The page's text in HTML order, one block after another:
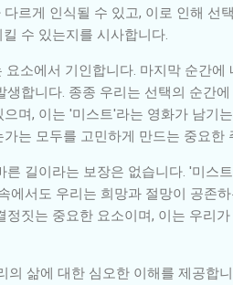
르게 인식될 수 있고, 이로 인해 선
수 있는지를 시사합니다.
소에서 기인합니다. 마지막 순간
합니다. 종종 우리는 선택의 순간
며, 이는 '미스트'라는 영화가 남기
는 모두를 고민하게 만드는 중요한
길이라는 보장은 없습니다. '미스
서도 우리는 희망과 절망이 공존
짓는 중요한 요소이며, 이는 우리
삶에 대한 심오한 이해를 제공합